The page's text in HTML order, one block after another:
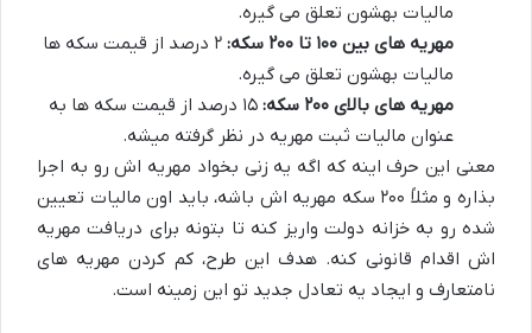
مالیات بهشون تعلق می گیره.
مهریه های بین ۱۰۰ تا ۲۰۰ سکه:
۲ درصد از قیمت سکه ها
مالیات بهشون تعلق می گیره.
مهریه های بالای ۲۰۰ سکه:
۱۵ درصد از قیمت سکه ها به
عنوان مالیات ثبت مهریه در نظر گرفته میشه.
معنی این حرف اینه که اگه یه زنی بخواد مهریه اش رو به اجرا
بذاره و مثلاً ۲۰۰ سکه مهریه اش باشه، باید اون مالیات تعیین
شده رو به خزانه دولت واریز کنه تا بتونه برای دریافت مهریه
اش اقدام قانونی کنه. هدف این طرح، کم کردن مهریه های
نامتعارف و ایجاد یه تعادل جدید تو این زمینه است.